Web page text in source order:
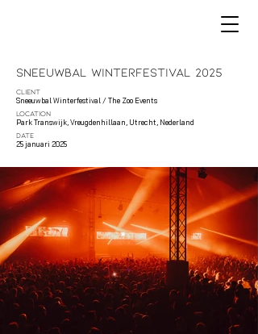
Sneeuwbal Winterfestival 2025
CLIENT
Sneeuwbal Winterfestival / The Zoo Events
LOCATION
Park Transwijk, Vreugdenhillaan, Utrecht, Nederland
DATE
25 januari 2025